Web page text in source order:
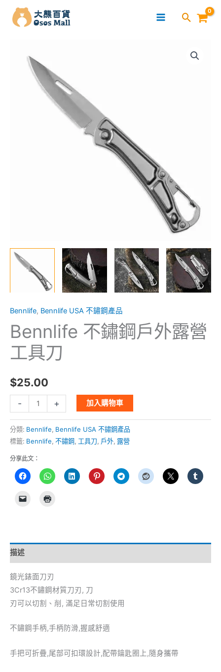
Bennlife, Bennlife USA 不鏽鋼產品
Bennlife 不鏽鋼戶外露營
工具刀
$25.00
- + 加入購物車
分類: Bennlife, Bennlife USA 不鏽鋼產品
標籤: Bennlife, 不鏽鋼, 工具刀, 戶外, 露營
分享此文：
描述
鏡光錶面刀刃
3Cr13不鏽鋼材質刀刃, 刀
刃可以切割、削, 滿足日常切割使用
不鏽鋼手柄,手柄防滑,握感舒適
手把可折疊,尾部可扣環設計,配帶鑰匙圈上,隨身攜帶